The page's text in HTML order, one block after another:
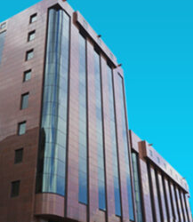
Deutsch
فارسی (Persiano
Русский(
English(Inglese)
Español (Spagnolo)